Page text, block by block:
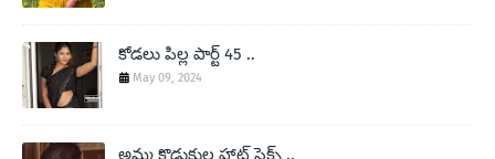
కోడలు పిల్ల పార్ట్ 45 ..
May 09, 2024
అమ్మ కొడుకుల హాట్ సెక్స్ ..